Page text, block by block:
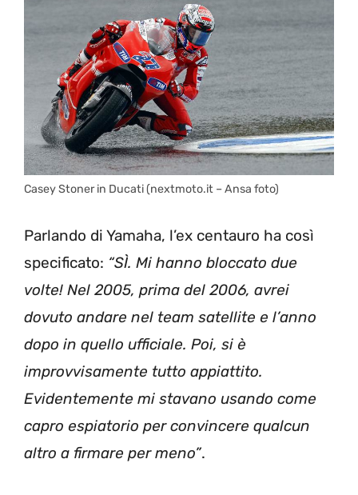
Casey Stoner in Ducati (nextmoto.it – Ansa foto)
Parlando di Yamaha, l’ex centauro ha così
specificato: “SÌ. Mi hanno bloccato due
volte! Nel 2005, prima del 2006, avrei
dovuto andare nel team satellite e l’anno
dopo in quello ufficiale. Poi, si è
improvvisamente tutto appiattito.
Evidentemente mi stavano usando come
capro espiatorio per convincere qualcun
altro a firmare per meno”.